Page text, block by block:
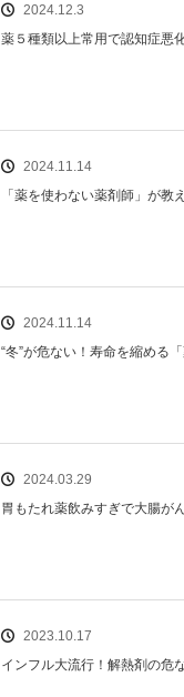
2024.12.3
薬５種類以上常用で認知症悪
2024.11.14
「薬を使わない薬剤師」が教
2024.11.14
“冬”が危ない！寿命を縮める
2024.03.29
胃もたれ薬飲みすぎで大腸が
2023.10.17
インフル大流行！解熱剤の危